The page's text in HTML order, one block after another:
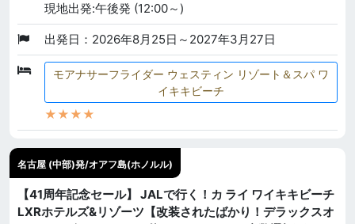
現地出発:午後発 (12:00～)
出発日：2026年8月25日～2027年3月27日
モアナサーフライダー ウェスティン リゾート＆スパ ワ
イキキビーチ
★★★★
名古屋 (中部)発/オアフ島(ホノルル)
【41周年記念セール】 JALで行く！カ ライ ワイキキビーチ
LXRホテルズ&リゾーツ【改装されたばかり！デラックスオ